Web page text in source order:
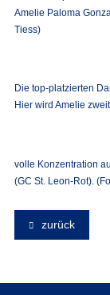
Amelie Paloma
Tiess)
Die top-platzierten
Hier wird Amelie
volle Konzentration
(GC St. Leon-Rot).
zurück